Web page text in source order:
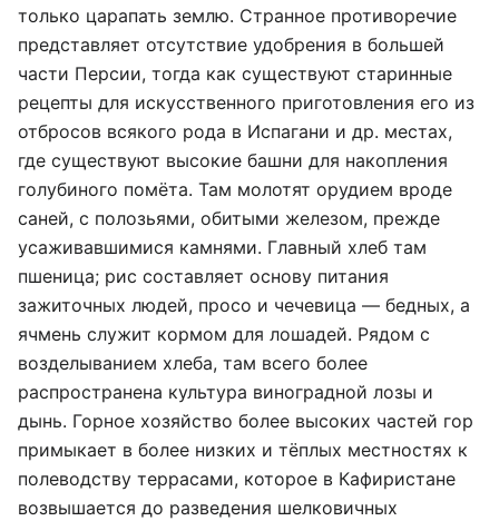
только царапать землю. Странное противоречие
представляет отсутствие удобрения в большей
части Персии, тогда как существуют старинные
рецепты для искусственного приготовления его из
отбросов всякого рода в Испагани и др. местах,
где существуют высокие башни для накопления
голубиного помёта. Там молотят орудием вроде
саней, с полозьями, обитыми железом, прежде
усаживавшимися камнями. Главный хлеб там
пшеница; рис составляет основу питания
зажиточных людей, просо и чечевица — бедных, а
ячмень служит кормом для лошадей. Рядом с
возделыванием хлеба, там всего более
распространена культура виноградной лозы и
дынь. Горное хозяйство более высоких частей гор
примыкает в более низких и тёплых местностях к
полеводству террасами, которое в Кафиристане
возвышается до разведения шелковичных